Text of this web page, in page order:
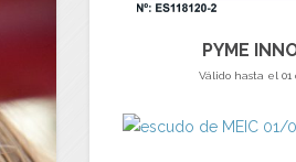
PYME
Válido hasta el 01